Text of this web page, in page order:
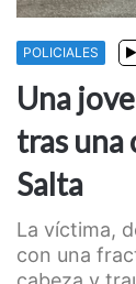
POLICIALES
Una
tras una
Salta
La víctima,
con una